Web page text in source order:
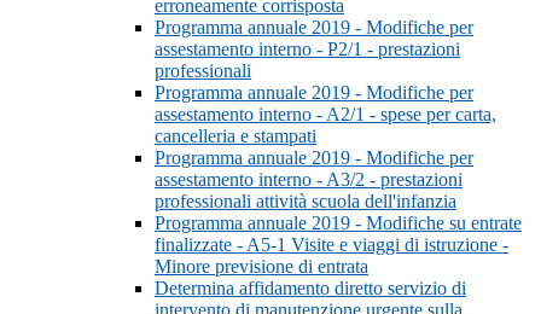
erroneamente corrisposta
Programma annuale 2019 - Modifiche per
assestamento interno - P2/1 - prestazioni
professionali
Programma annuale 2019 - Modifiche per
assestamento interno - A2/1 - spese per carta,
cancelleria e stampati
Programma annuale 2019 - Modifiche per
assestamento interno - A3/2 - prestazioni
professionali attività scuola dell'infanzia
Programma annuale 2019 - Modifiche su entrate
finalizzate - A5-1 Visite e viaggi di istruzione -
Minore previsione di entrata
Determina affidamento diretto servizio di